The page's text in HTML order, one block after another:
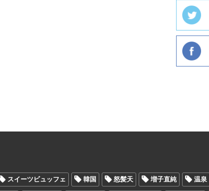
スイーツビュッフェ 韓国 怒髪天 増子直純 温泉